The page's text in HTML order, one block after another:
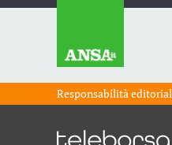
Responsabilità